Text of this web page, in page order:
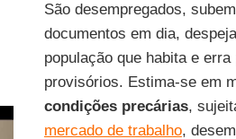
São desempregados,
documentos em dia,
população que habita e
provisórios. Estima-se em
condições precárias,
mercado de trabalho,